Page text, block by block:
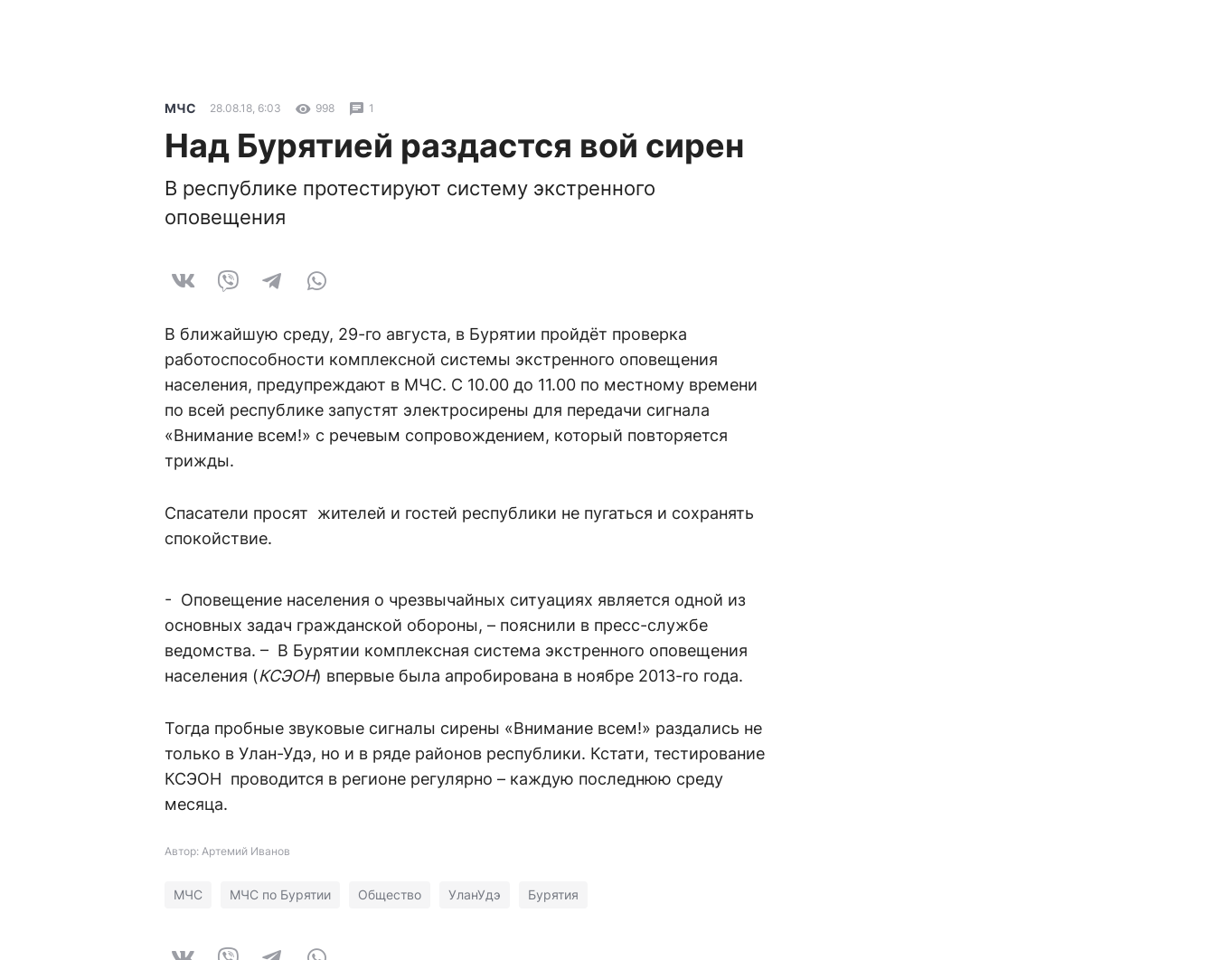
МЧС 28.08.18, 6:03 998 1
Над Бурятией раздастся вой сирен
В республике протестируют систему экстренного
оповещения
В ближайшую среду, 29-го августа, в Бурятии пройдёт проверка
работоспособности комплексной системы экстренного оповещения
населения, предупреждают в МЧС. С 10.00 до 11.00 по местному времени
по всей республике запустят электросирены для передачи сигнала
«Внимание всем!» с речевым сопровождением, который повторяется
трижды.
Спасатели просят жителей и гостей республики не пугаться и сохранять
спокойствие.
- Оповещение населения о чрезвычайных ситуациях является одной из
основных задач гражданской обороны, – пояснили в пресс-службе
ведомства. – В Бурятии комплексная система экстренного оповещения
населения (КСЭОН) впервые была апробирована в ноябре 2013-го года.
Тогда пробные звуковые сигналы сирены «Внимание всем!» раздались не
только в Улан-Удэ, но и в ряде районов республики. Кстати, тестирование
КСЭОН проводится в регионе регулярно – каждую последнюю среду
месяца.
Автор: Артемий Иванов
МЧС МЧС по Бурятии Общество УланУдэ Бурятия